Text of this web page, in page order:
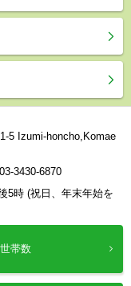
5 Izumi-honcho,Komae
03-3430-6870
5時 (祝日、年末年始を
帯数